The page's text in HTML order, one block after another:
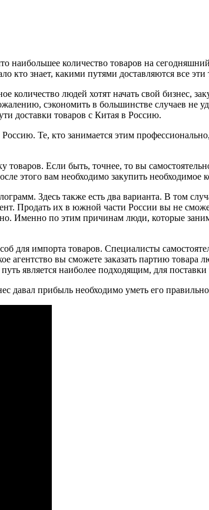
наибольшее количество товаров на
кто знает, какими путями доставляются все
количество людей хотят начать свой бизнес,
сэкономить в большинстве случаев не
доставки товаров с Китая в Россию.
Россию. Те, кто занимается этим
Если быть, точнее, то вы
этого вам необходимо закупить необходимое
Здесь также есть два варианта. В том
Продать их в южной части России вы не
Именно по этим причинам люди, которые
для импорта товаров. Специалисты
агентство вы сможете заказать партию
является наиболее подходящим, для
давал прибыль необходимо уметь его правильно